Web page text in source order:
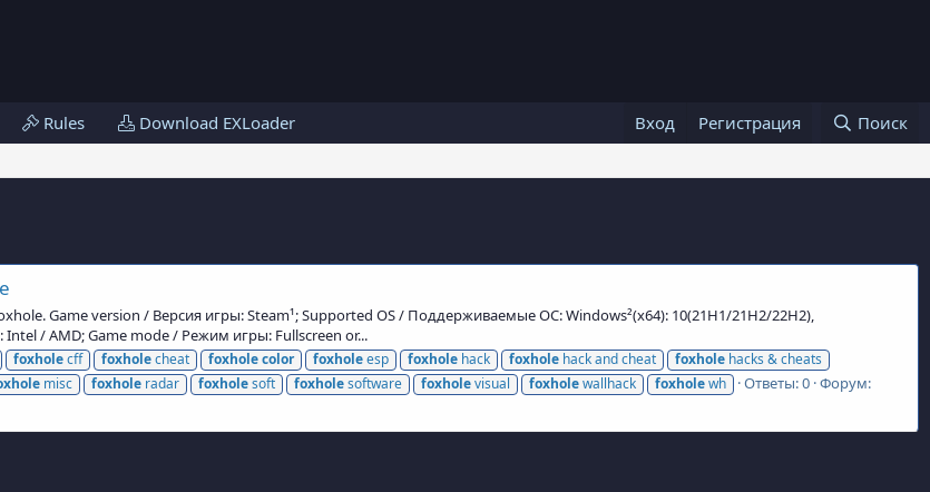
Rules Download EXLoader Вход Регистрация Поиск
Game version / Версия игры: Steam¹; Supported OS / Поддерживаемые ОС: Windows²(x64): 10(21H1/21H2/22H2),
/ AMD; Game mode / Режим игры: Fullscreen or...
foxholecff foxholecheat foxholecolor foxholeesp foxhole hack foxhole hack and cheat foxhole hacks & cheats
misc foxhole radar foxholesoft foxholesoftware foxholevisual foxholewallhack foxholewh Ответы: 0 Форум: